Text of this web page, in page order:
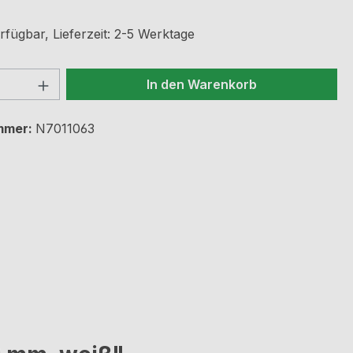
Lieferzeit: 2-5 Werktage
Anzahl: Gib den gewünschten Wert
In den Warenkorb
N7011063